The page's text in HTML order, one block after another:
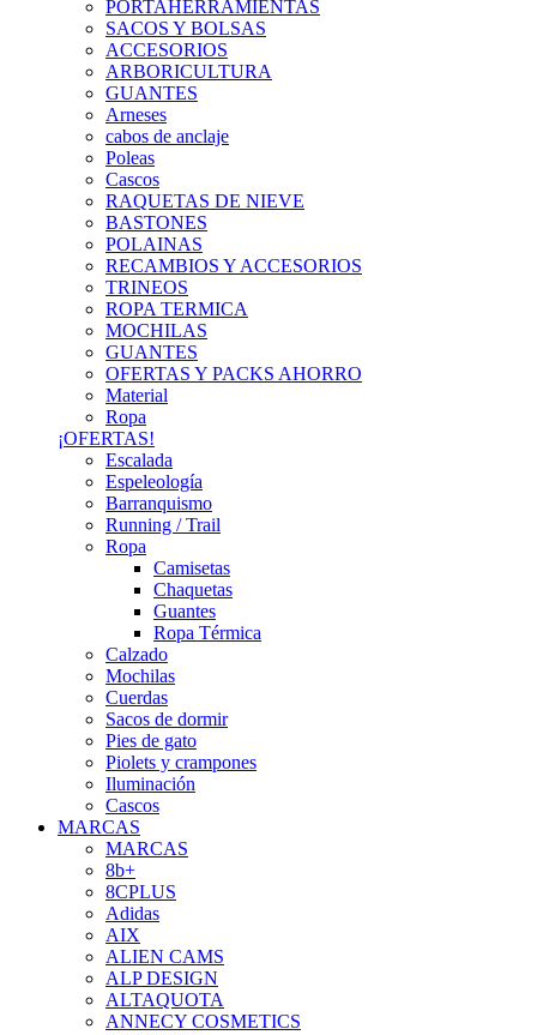
PORTAHERRAMIENTAS
SACOS Y BOLSAS
ACCESORIOS
ARBORICULTURA
GUANTES
Arneses
cabos de anclaje
Poleas
Cascos
RAQUETAS DE NIEVE
BASTONES
POLAINAS
RECAMBIOS Y ACCESORIOS
TRINEOS
ROPA TERMICA
MOCHILAS
GUANTES
OFERTAS Y PACKS AHORRO
Material
Ropa
¡OFERTAS!
Escalada
Espeleología
Barranquismo
Running / Trail
Ropa
Camisetas
Chaquetas
Guantes
Ropa Térmica
Calzado
Mochilas
Cuerdas
Sacos de dormir
Pies de gato
Piolets y crampones
Iluminación
Cascos
MARCAS
MARCAS
8b+
8CPLUS
Adidas
AIX
ALIEN CAMS
ALP DESIGN
ALTAQUOTA
ANNECY COSMETICS